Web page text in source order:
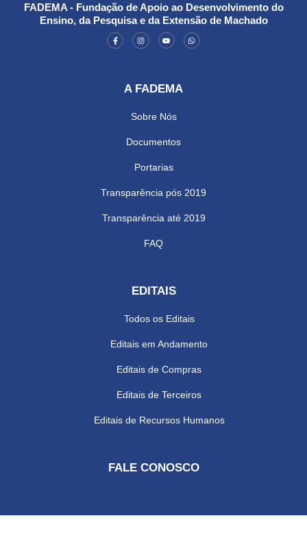
FADEMA - Fundação de Apoio ao Desenvolvimento do
Ensino, da Pesquisa e da Extensão de Machado
A FADEMA
Sobre Nós
Documentos
Portarias
Transparência pós 2019
Transparência até 2019
FAQ
EDITAIS
Todos os Editais
Editais em Andamento
Editais de Compras
Editais de Terceiros
Editais de Recursos Humanos
FALE CONOSCO